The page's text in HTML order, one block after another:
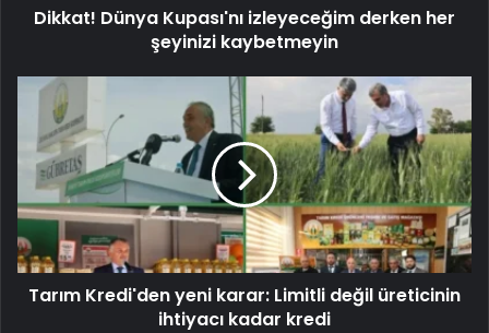
Dikkat! Dünya Kupası'nı izleyeceğim derken her
şeyinizi kaybetmeyin
Tarım Kredi'den yeni karar: Limitli değil üreticinin
ihtiyacı kadar kredi